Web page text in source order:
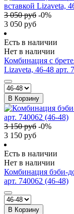
3 050руб -0%
3 050 руб
Есть в наличии
Нет в наличии
Комбинация с
Lizaveta, 46-48 арт.
В Корзину
3 150руб -0%
3 150 руб
Есть в наличии
Нет в наличии
Комбинация бэби-
арт. 740062 (46-48)
В Корзину